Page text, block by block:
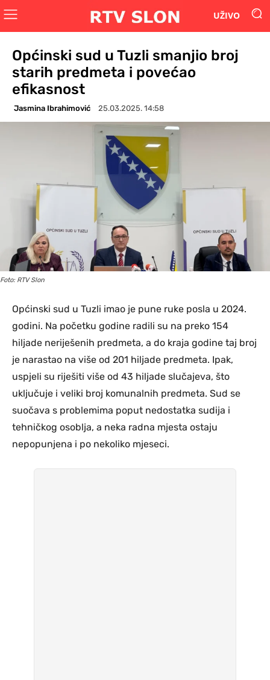
UŽIVO
Općinski sud u Tuzli smanjio broj
starih predmeta i povećao
efikasnost
Jasmina Ibrahimović 25.03.2025. 14:58
Foto: RTV Slon
Općinski sud u Tuzli imao je pune ruke posla u 2024.
godini. Na početku godine radili su na preko 154
hiljade neriješenih predmeta, a do kraja godine taj broj
je narastao na više od 201 hiljade predmeta. Ipak,
uspjeli su riješiti više od 43 hiljade slučajeva, što
uključuje i veliki broj komunalnih predmeta. Sud se
suočava s problemima poput nedostatka sudija i
tehničkog osoblja, a neka radna mjesta ostaju
nepopunjena i po nekoliko mjeseci.